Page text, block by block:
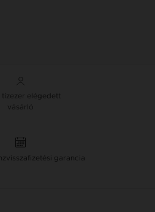
tízezer elégedett
vásárló
garancia